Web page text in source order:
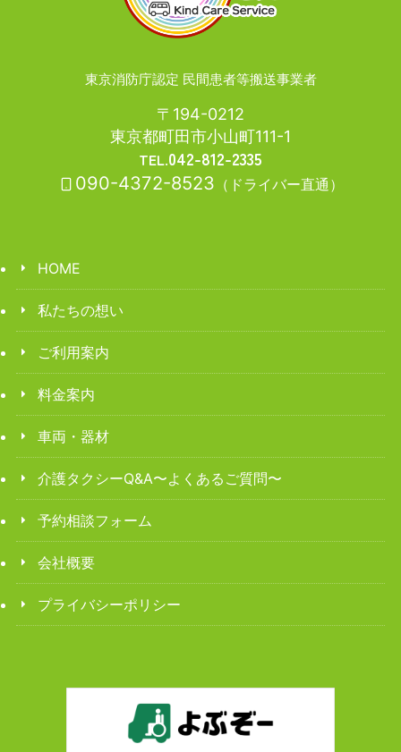
東京消防庁認定 民間患者等搬送事業者
〒194-0212
東京都町田市小山町111-1
TEL.042-812-2335
090-4372-8523 （ドライバー直通）
HOME
私たちの想い
ご利用案内
料金案内
車両・器材
介護タクシーQ&A〜よくあるご質問〜
予約相談フォーム
会社概要
プライバシーポリシー